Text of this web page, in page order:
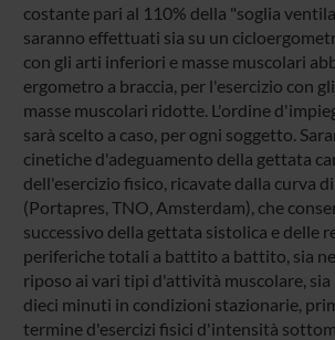
costante pari al 110% della "soglia
saranno effettuati sia su un
con gli arti inferiori e masse muscolari
ergometro a braccia, per l'esercizio con
masse muscolari ridotte. L'ordine
sarà scelto a caso, per ogni soggetto.
cinetiche d'adeguamento della gettata
dell'esercizio fisico, ricavate dalla curva
(Portapres, TNO, Amsterdam), che
successivo della gettata sistolica e delle
periferiche totali a battito a battito, sia
riposo ai vari tipi d'attività muscolare,
dieci minuti in condizioni stazionarie,
termine d'esercizi fisici d'intensità